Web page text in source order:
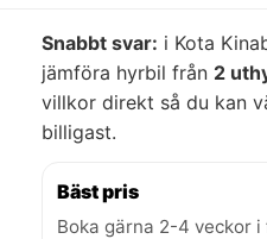
Snabbt svar: i Kota
jämföra hyrbil från 2
villkor direkt så du kan
billigast.
Bäst pris
Boka gärna 2-4 veckor